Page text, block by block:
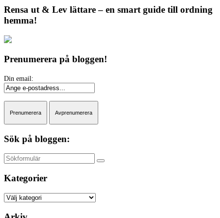
Rensa ut & Lev lättare – en smart guide till ordning
hemma!
Prenumerera på bloggen!
Sök på bloggen:
Sök
Kategorier
Kategorier